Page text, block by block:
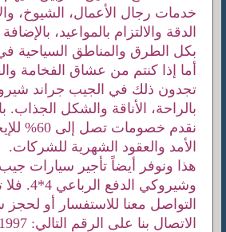
خدمات رجال الأعمال، الشيوخ،
الدقة والالتزام بالمواعيد،
بكل الطرق والمناطق السياحية
أما إذا كنتم من عشاق الفخامة
تجدون ذلك في الجيب جراند
بالراحة، الأناقة والشكل الجذاب.
نقدم خصومات
الأمد والعقود الشهرية للشركات.
هذا ونوفر أيضاً تأجير سيارات جيب
وشيروكي
التواصل معنا للاستفسار أو
الاتصال بنا على الرقم التالي: 01100091997.